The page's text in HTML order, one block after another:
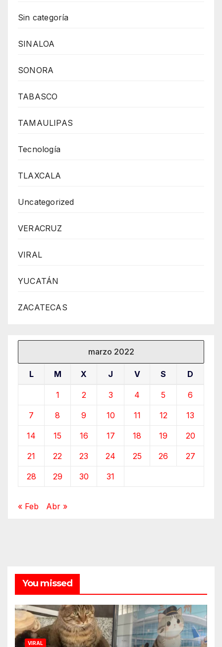
Sin categoría
SINALOA
SONORA
TABASCO
TAMAULIPAS
Tecnología
TLAXCALA
Uncategorized
VERACRUZ
VIRAL
YUCATÁN
ZACATECAS
marzo 2022
L M X J V S D
1 2 3 4 5 6
7 8 9 10 11 12 13
14 15 16 17 18 19 20
21 22 23 24 25 26 27
28 29 30 31
« Feb Abr »
You missed
VIRAL